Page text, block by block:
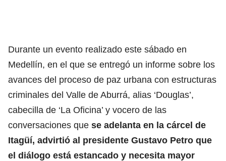
Durante un evento realizado este sábado en
Medellín, en el que se entregó un informe sobre los
avances del proceso de paz urbana con estructuras
criminales del Valle de Aburrá, alias ‘Douglas’,
cabecilla de ‘La Oficina’ y vocero de las
conversaciones que se adelanta en la cárcel de
Itagüí, advirtió al presidente Gustavo Petro que
el diálogo está estancado y necesita mayor